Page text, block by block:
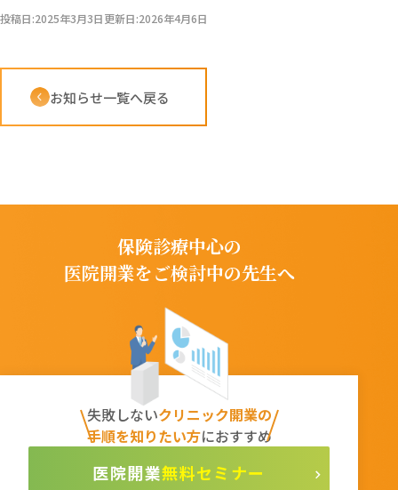
投稿日:2025年3月3日更新日:2026年4月6日
お知らせ一覧へ戻る
保険診療中心の
医院開業をご検討中の先生へ
失敗しないクリニック開業の
手順を知りたい方におすすめ
無料セミナー